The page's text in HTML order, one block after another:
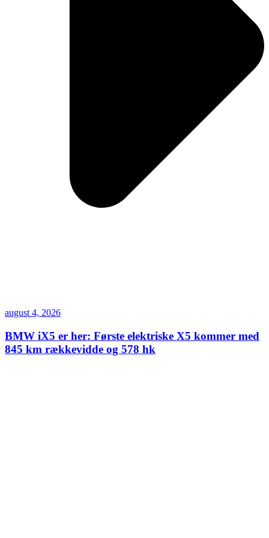
august 4, 2026
BMW iX5 er her: Første elektriske X5 kommer med
845 km rækkevidde og 578 hk